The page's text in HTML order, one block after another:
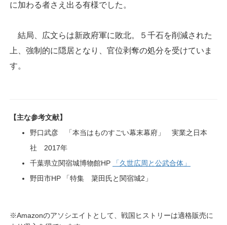
に加わる者さえ出る有様でした。
結局、広文らは新政府軍に敗北。５千石を削減された
上、強制的に隠居となり、官位剥奪の処分を受けていま
す。
【主な参考文献】
野口武彦 「本当はものすごい幕末幕府」 実業之日本
社 2017年
千葉県立関宿城博物館HP
「久世広周と公武合体」
野田市HP 「特集 簗田氏と関宿城2」
※Amazonのアソシエイトとして、戦国ヒストリーは適格販売に